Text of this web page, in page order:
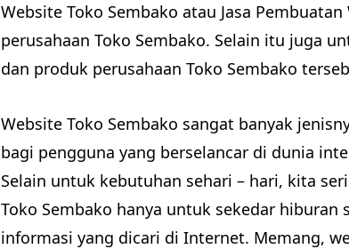
Website Toko Sembako atau Jasa
perusahaan Toko Sembako. Selain itu juga
dan produk perusahaan Toko Sembako
Website Toko Sembako sangat banyak
bagi pengguna yang berselancar di dunia
Selain untuk kebutuhan sehari – hari, kita
Toko Sembako hanya untuk sekedar
informasi yang dicari di Internet. Memang,